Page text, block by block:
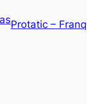
Protatic –